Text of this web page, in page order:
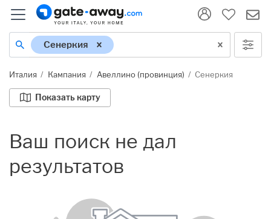
Местонахождение
Сенеркия
Италия Кампания Авеллино (провинция) Сенеркия
Показать карту
Ваш поиск не дал
результатов